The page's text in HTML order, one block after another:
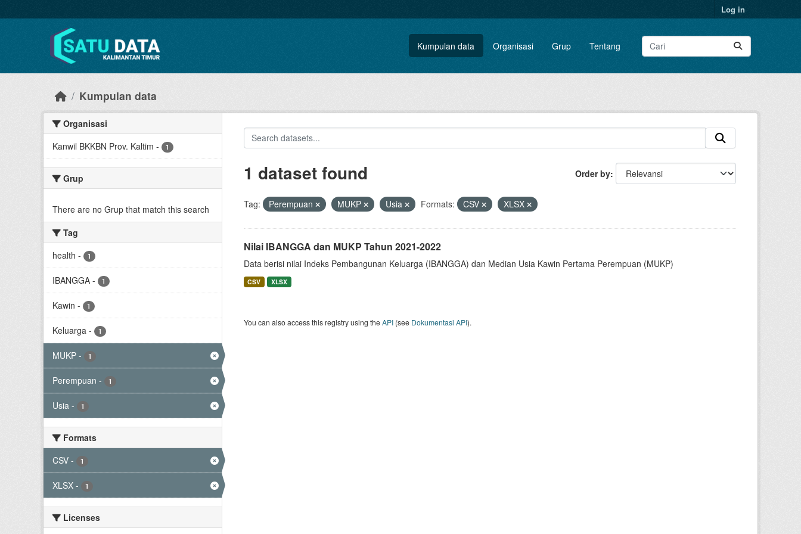
Log in
Kumpulan data Organisasi Grup Tentang
Kumpulan data
Organisasi
Kanwil BKKBN Prov. Kaltim - 1
Grup
There are no Grup that match this search
Tag
health - 1
IBANGGA - 1
Kawin - 1
Keluarga - 1
MUKP - 1
Perempuan - 1
Usia - 1
Formats
CSV - 1
XLSX - 1
Licenses
Order by
1 dataset found
Tag: Perempuan MUKP Usia Formats: CSV XLSX
Nilai IBANGGA dan MUKP Tahun 2021-2022
Data berisi nilai Indeks Pembangunan Keluarga (IBANGGA) dan Median Usia Kawin Pertama Perempuan (MUKP)
CSV XLSX
You can also access this registry using theAPI(see Dokumentasi API).